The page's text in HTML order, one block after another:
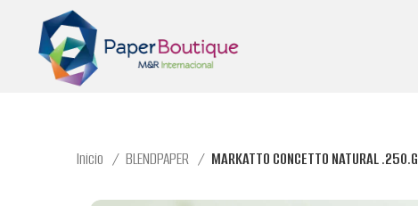
Inicio BLENDPAPER MARKATTO CONCETTO NATURAL